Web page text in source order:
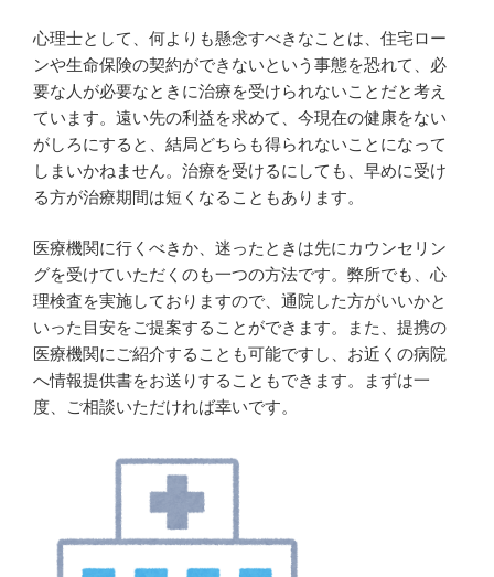
心理士として、何よりも懸念すべきなことは、住宅ロー
ンや生命保険の契約ができないという事態を恐れて、必
要な人が必要なときに治療を受けられないことだと考え
ています。遠い先の利益を求めて、今現在の健康をない
がしろにすると、結局どちらも得られないことになって
しまいかねません。治療を受けるにしても、早めに受け
る方が治療期間は短くなることもあります。
医療機関に行くべきか、迷ったときは先にカウンセリン
グを受けていただくのも一つの方法です。弊所でも、心
理検査を実施しておりますので、通院した方がいいかと
いった目安をご提案することができます。また、提携の
医療機関にご紹介することも可能ですし、お近くの病院
へ情報提供書をお送りすることもできます。まずは一
度、ご相談いただければ幸いです。